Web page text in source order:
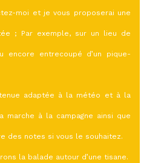
moi et je vous proposerai une
; Par exemple, sur un lieu de
encore entrecoupé d’un pique-
adaptée à la météo et à la
marche à la campagne ainsi que
des notes si vous le souhaitez.
la balade autour d’une tisane.